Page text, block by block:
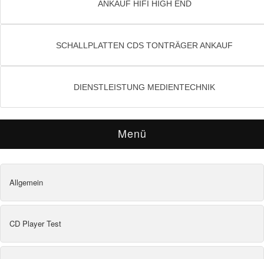
ANKAUF HIFI HIGH END
SCHALLPLATTEN CDS TONTRÄGER ANKAUF
DIENSTLEISTUNG MEDIENTECHNIK
Menü
Allgemein
CD Player Test